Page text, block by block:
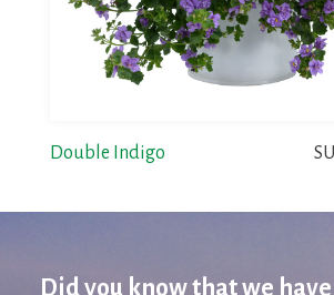
Double Indigo
Did you know that we